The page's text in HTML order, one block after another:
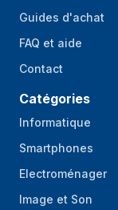
Guides d'achat
FAQ et aide
Contact
Catégories
Informatique
Smartphones
Electroménager
Image et Son